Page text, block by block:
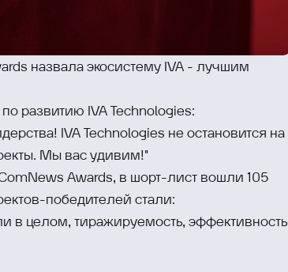
назвала экосистему IVA - лучшим
развитию IVA Technologies:
IVA Technologies не остановится на
Мы вас удивим!"
Awards, в шорт-лист вошли 105
победителей стали:
в целом, тиражируемость, эффективность